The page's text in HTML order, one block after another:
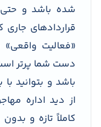
شده باشد و
قراردادهای جاری
«فعالیت واقعی»
دست شما پرتر
باشد و بتوانید
از دید اداره
کاملاً تازه و